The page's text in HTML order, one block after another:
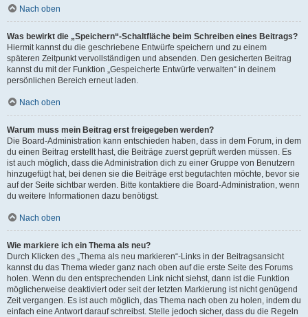
Nach oben
Was bewirkt die „Speichern“-Schaltfläche beim Schreiben eines Beitrags?
Hiermit kannst du die geschriebene Entwürfe speichern und zu einem
späteren Zeitpunkt vervollständigen und absenden. Den gesicherten Beitrag
kannst du mit der Funktion „Gespeicherte Entwürfe verwalten“ in deinem
persönlichen Bereich erneut laden.
Nach oben
Warum muss mein Beitrag erst freigegeben werden?
Die Board-Administration kann entschieden haben, dass in dem Forum, in dem
du einen Beitrag erstellt hast, die Beiträge zuerst geprüft werden müssen. Es
ist auch möglich, dass die Administration dich zu einer Gruppe von Benutzern
hinzugefügt hat, bei denen sie die Beiträge erst begutachten möchte, bevor sie
auf der Seite sichtbar werden. Bitte kontaktiere die Board-Administration, wenn
du weitere Informationen dazu benötigst.
Nach oben
Wie markiere ich ein Thema als neu?
Durch Klicken des „Thema als neu markieren“-Links in der Beitragsansicht
kannst du das Thema wieder ganz nach oben auf die erste Seite des Forums
holen. Wenn du den entsprechenden Link nicht siehst, dann ist die Funktion
möglicherweise deaktiviert oder seit der letzten Markierung ist nicht genügend
Zeit vergangen. Es ist auch möglich, das Thema nach oben zu holen, indem du
einfach eine Antwort darauf schreibst. Stelle jedoch sicher, dass du die Regeln